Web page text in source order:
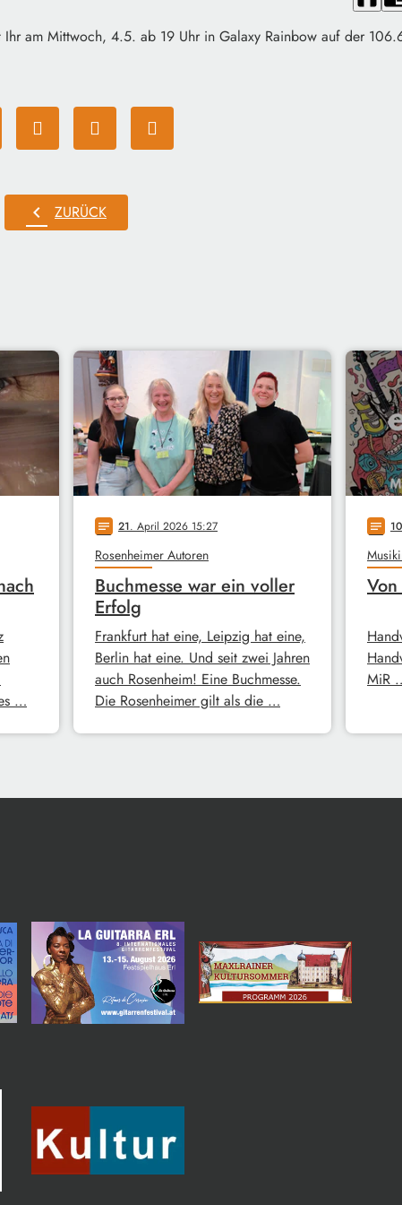
am Mittwoch, 4.5. ab 19 Uhr in Galaxy Rainbow auf der
chevron_left ZURÜCK
…
notes 21. April 2026 15:27
Rosenheimer Autoren
Buchmesse war ein voller
Erfolg
Frankfurt hat eine, Leipzig hat eine,
Berlin hat eine. Und seit zwei Jahren
auch Rosenheim! Eine Buchmesse.
Die Rosenheimer gilt als die …
notes 10
MiR